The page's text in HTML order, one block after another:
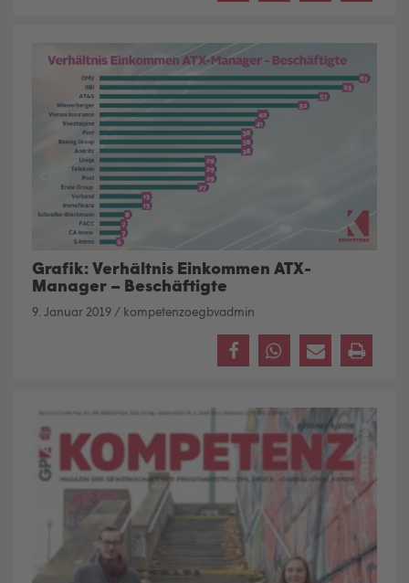
Grafik: Verhältnis Einkommen ATX-
Manager – Beschäftigte
9. Januar 2019 / kompetenzoegbvadmin